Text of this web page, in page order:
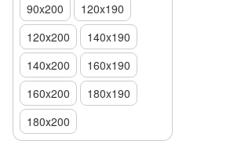
90x200
120x190
120х200
140x190
140х200
160x190
160x200
180x190
180х200